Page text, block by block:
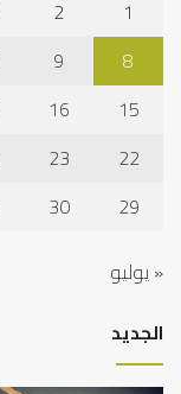
1
2
8
9
15
16
22
23
29
30
« يوليو
الجديد